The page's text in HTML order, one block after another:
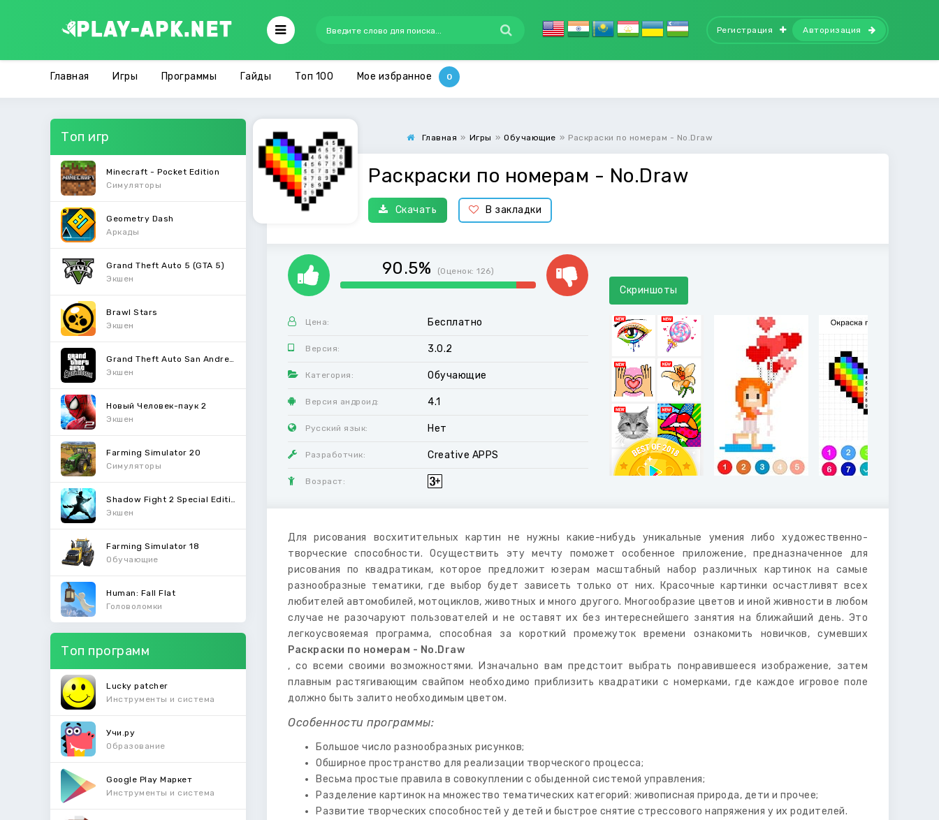
Регистрация Авторизация
Главная Игры Программы Гайды Топ 100 Мое избранное
Топ игр
Minecraft - Pocket Edition
Симуляторы
Geometry Dash
Аркады
Grand Theft Auto 5 (GTA 5)
Экшен
Brawl Stars
Экшен
Экшен
Новый Человек-паук 2
Экшен
Farming Simulator 20
Симуляторы
Экшен
Farming Simulator 18
Обучающие
Human: Fall Flat
Головоломки
Топ программ
Lucky patcher
Инструменты и система
Учи.ру
Образование
Google Play Маркет
Инструменты и система
Главная » Игры » Обучающие » Раскраски по номерам - No.Draw
Раскраски по номерам - No.Draw
Скачать В закладки
90.5% (Оценок:126)
Цена: Бесплатно
Версия: 3.0.2
Категория: Обучающие
Версия андроид: 4.1
Русский язык: Нет
Разработчик: Creative APPS
Возраст:
Скриншоты
Для рисования восхитительных картин не нужны какие-нибудь уникальные умения либо художественно-
творческие способности. Осуществить эту мечту поможет особенное приложение, предназначенное для
рисования по квадратикам, которое предложит юзерам масштабный набор различных картинок на самые
разнообразные тематики, где выбор будет зависеть только от них. Красочные картинки осчастливят всех
любителей автомобилей, мотоциклов, животных и много другого. Многообразие цветов и иной живности в любом
случае не разочаруют пользователей и не оставят их без интереснейшего занятия на ближайший день. Это
легкоусвояемая программа, способная за короткий промежуток времени ознакомить новичков, сумевших
Раскраски по номерам - No.Draw
, со всеми своими возможностями. Изначально вам предстоит выбрать понравившееся изображение, затем
плавным растягивающим свайпом необходимо приблизить квадратики с номерками, где каждое игровое поле
должно быть залито необходимым цветом.
Особенности программы:
Большое число разнообразных рисунков;
Обширное пространство для реализации творческого процесса;
Весьма простые правила в совокуплении с обыденной системой управления;
Разделение картинок на множество тематических категорий: живописная природа, дети и прочее;
Развитие творческих способностей у детей и быстрое снятие стрессового напряжения у их родителей.